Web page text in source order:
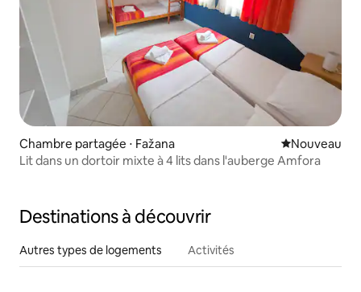
Chambre partagée ⋅ Fažana Nouvel
Nouveau
Lit dans un dortoir mixte à 4 lits dans l'auberge Amfora
Destinations à découvrir
Autres types de logements Activités